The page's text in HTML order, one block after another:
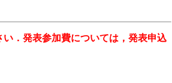
．発表参加費については，発表申込